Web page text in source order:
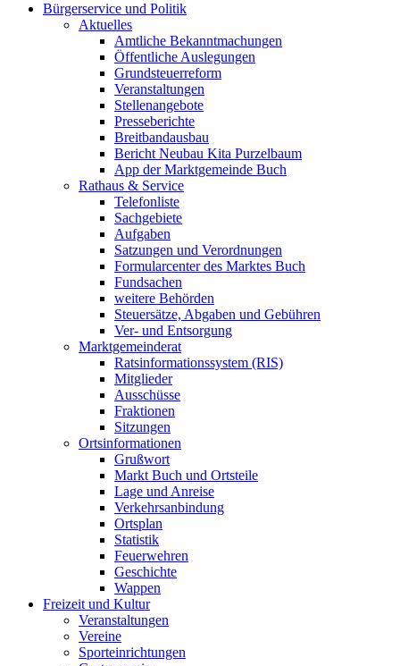
Bürgerservice und Politik
Aktuelles
Amtliche Bekanntmachungen
Öffentliche Auslegungen
Grundsteuerreform
Veranstaltungen
Stellenangebote
Presseberichte
Breitbandausbau
Bericht Neubau Kita Purzelbaum
App der Marktgemeinde Buch
Rathaus & Service
Telefonliste
Sachgebiete
Aufgaben
Satzungen und Verordnungen
Formularcenter des Marktes Buch
Fundsachen
weitere Behörden
Steuersätze, Abgaben und Gebühren
Ver- und Entsorgung
Marktgemeinderat
Ratsinformationssystem (RIS)
Mitglieder
Ausschüsse
Fraktionen
Sitzungen
Ortsinformationen
Grußwort
Markt Buch und Ortsteile
Lage und Anreise
Verkehrsanbindung
Ortsplan
Statistik
Feuerwehren
Geschichte
Wappen
Freizeit und Kultur
Veranstaltungen
Vereine
Sporteinrichtungen